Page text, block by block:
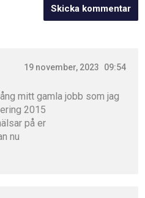
19 november, 2023 09:54
mitt gamla jobb som jag
2015
på er
nu